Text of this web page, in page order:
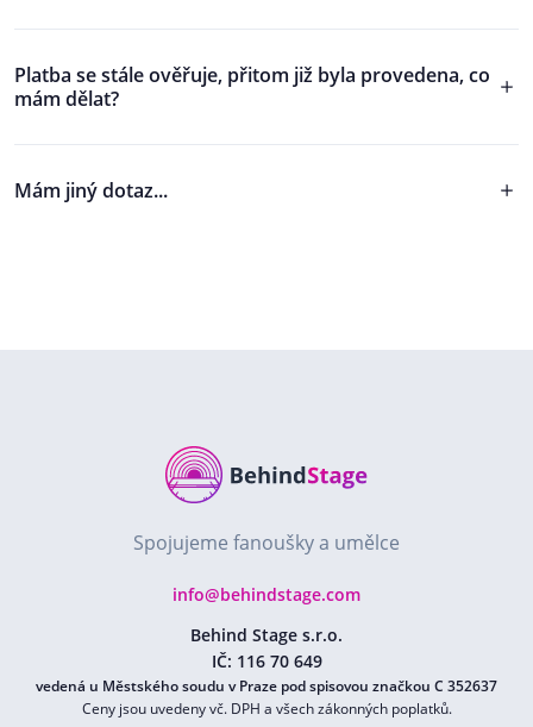
Platba se stále ověřuje, přitom již byla provedena, co
mám dělat?
Mám jiný dotaz...
Spojujeme fanoušky a umělce
info@behindstage.com
Behind Stage s.r.o.
IČ: 116 70 649
vedená u Městského soudu v Praze pod spisovou značkou C 352637
Ceny jsou uvedeny vč. DPH a všech zákonných poplatků.